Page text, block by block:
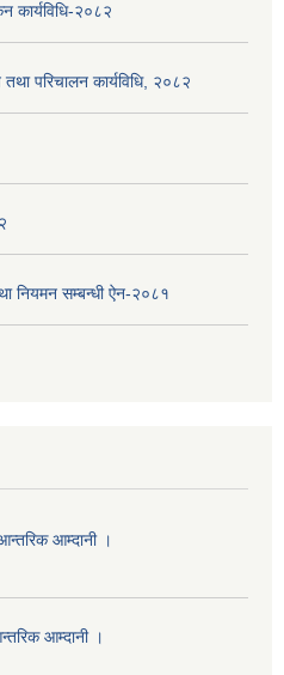
कार्यविधि-२०८२
परिचालन कार्यविधि, २०८२
नियमन सम्बन्धी ऐन-२०८१
आम्दानी ।
आम्दानी ।